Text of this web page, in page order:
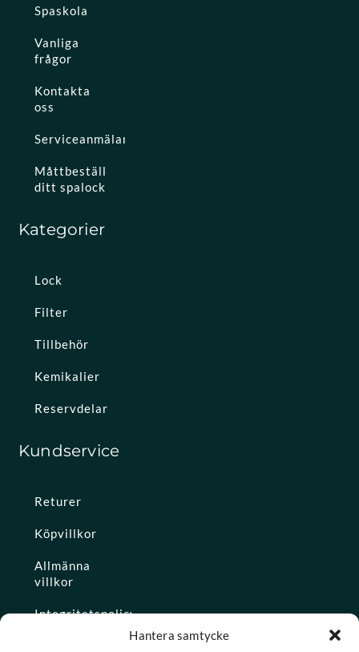
Hantera samtycke
Spaskola
Vanliga
frågor
Kontakta
oss
Serviceanmälan
Måttbeställ
ditt spalock
Kategorier
Lock
Filter
Tillbehör
Kemikalier
Reservdelar
Kundservice
Returer
Köpvillkor
Allmänna
villkor
Integritetspolicy